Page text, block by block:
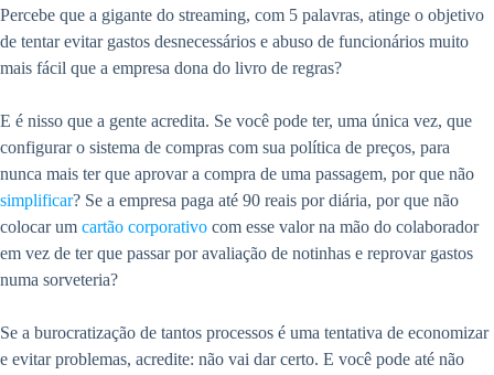
Percebe que a gigante do streaming, com 5 palavras, atinge o objetivo
de tentar evitar gastos desnecessários e abuso de funcionários muito
mais fácil que a empresa dona do livro de regras?
E é nisso que a gente acredita. Se você pode ter, uma única vez, que
configurar o sistema de compras com sua política de preços, para
nunca mais ter que aprovar a compra de uma passagem, por que não
simplificar? Se a empresa paga até 90 reais por diária, por que não
colocar um cartão corporativo com esse valor na mão do colaborador
em vez de ter que passar por avaliação de notinhas e reprovar gastos
numa sorveteria?
Se a burocratização de tantos processos é uma tentativa de economizar
e evitar problemas, acredite: não vai dar certo. E você pode até não